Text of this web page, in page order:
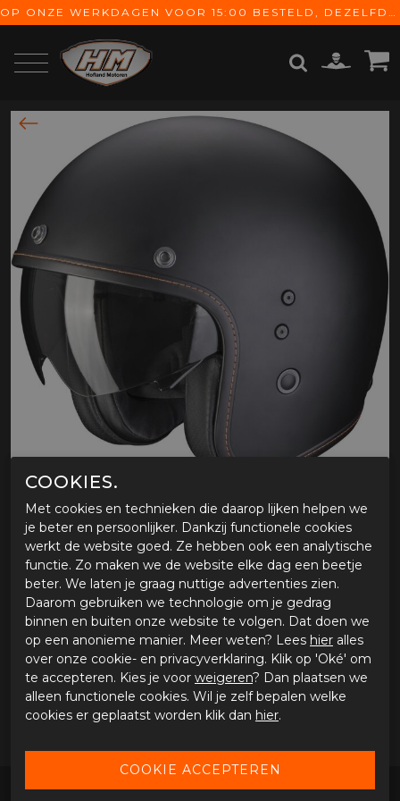
OP ONZE WERKDAGEN VOOR 15:00 BESTELD, DEZELFDE DAG VERZONDEN! GRATIS VERZENDING VANAF € 65,-
SCORPION BELFAST EVO SOLID
Tijdelijk niet verkrijgbaar
Tijdens onze werkdagen voor 15:00 uur besteld, dezelfde
dag verstuurd.
OMSCHRIJVING SCORPION BELFAST EVO SOLID
COOKIES.
Met cookies en technieken die daarop lijken helpen we
je beter en persoonlijker. Dankzij functionele cookies
werkt de website goed. Ze hebben ook een analytische
functie. Zo maken we de website elke dag een beetje
beter. We laten je graag nuttige advertenties zien.
Daarom gebruiken we technologie om je gedrag
binnen en buiten onze website te volgen. Dat doen we
op een anonieme manier. Meer weten? Lees hier alles
over onze cookie- en privacyverklaring. Klik op 'Oké' om
te accepteren. Kies je voor weigeren? Dan plaatsen we
alleen functionele cookies. Wil je zelf bepalen welke
cookies er geplaatst worden klik dan hier.